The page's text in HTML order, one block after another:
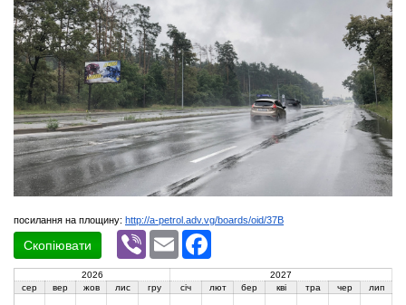
посилання на площину: http://a-petrol.adv.vg/boards/oid/37B
Скопіювати
Viber Email
2026
2027
сер
вер жов лис гру січ лют бер кві тра чер лип